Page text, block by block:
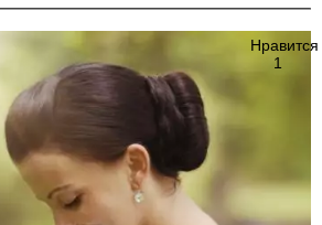
Нравится
1